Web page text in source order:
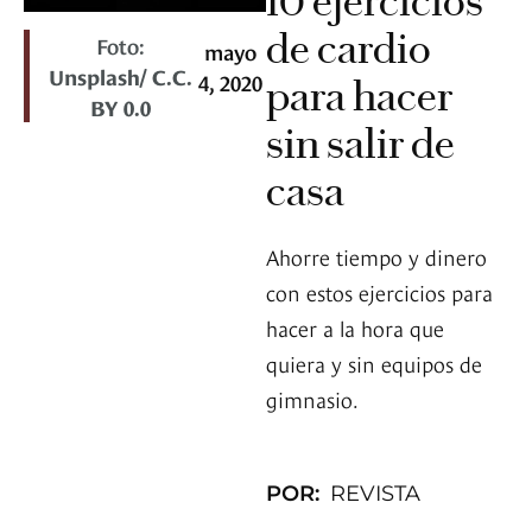
Foto:
Unsplash/ C.C.
BY 0.0
mayo
4, 2020
de cardio
para hacer
sin salir de
casa
Ahorre tiempo y dinero
con estos ejercicios para
hacer a la hora que
quiera y sin equipos de
gimnasio.
POR: REVISTA